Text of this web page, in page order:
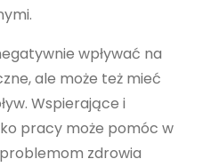
wpływać na
ale może też mieć
Wspierające i
pracy może pomóc w
zdrowia